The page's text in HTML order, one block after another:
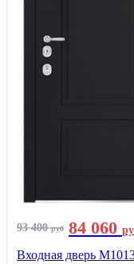
93 400руб 84 060
Входная дверь